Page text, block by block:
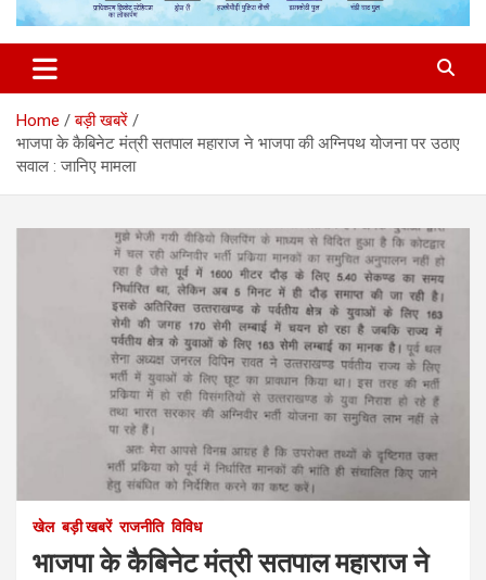
Home
बड़ी खबरें
भाजपा के कैबिनेट मंत्री सतपाल महाराज ने भाजपा की अग्निपथ योजना पर उठाए
सवाल : जानिए मामला
खेल बड़ी खबरें राजनीति विविध
भाजपा के कैबिनेट मंत्री सतपाल महाराज ने